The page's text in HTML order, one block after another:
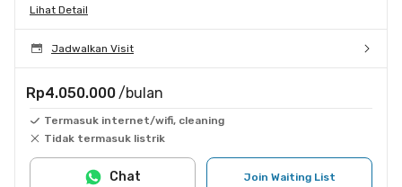
Lihat Detail
Jadwalkan Visit
Rp4.050.000 /bulan
Termasuk internet/wifi, cleaning
Tidak termasuk listrik
Join Waiting List
Chat